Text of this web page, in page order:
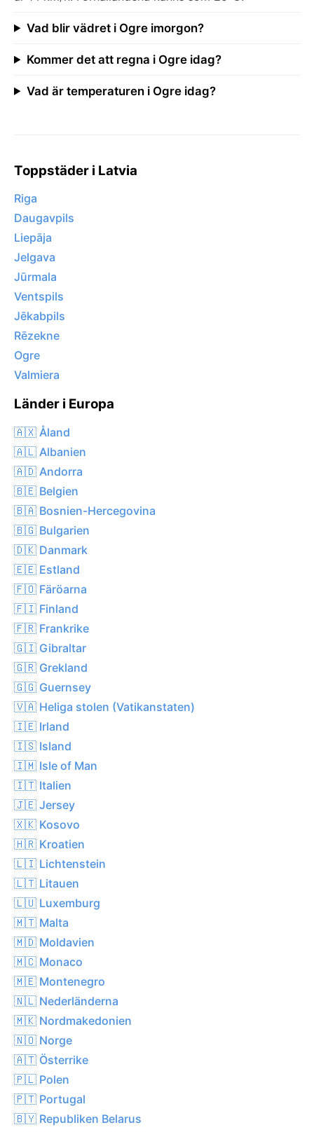
Vad blir vädret i Ogre imorgon?
Kommer det att regna i Ogre idag?
Vad är temperaturen i Ogre idag?
Toppstäder i Latvia
Riga
Daugavpils
Liepāja
Jelgava
Jūrmala
Ventspils
Jēkabpils
Rēzekne
Ogre
Valmiera
Länder i Europa
🇦🇽 Åland
🇦🇱 Albanien
🇦🇩 Andorra
🇧🇪 Belgien
🇧🇦 Bosnien-Hercegovina
🇧🇬 Bulgarien
🇩🇰 Danmark
🇪🇪 Estland
🇫🇴 Färöarna
🇫🇮 Finland
🇫🇷 Frankrike
🇬🇮 Gibraltar
🇬🇷 Grekland
🇬🇬 Guernsey
🇻🇦 Heliga stolen (Vatikanstaten)
🇮🇪 Irland
🇮🇸 Island
🇮🇲 Isle of Man
🇮🇹 Italien
🇯🇪 Jersey
🇽🇰 Kosovo
🇭🇷 Kroatien
🇱🇮 Lichtenstein
🇱🇹 Litauen
🇱🇺 Luxemburg
🇲🇹 Malta
🇲🇩 Moldavien
🇲🇨 Monaco
🇲🇪 Montenegro
🇳🇱 Nederländerna
🇲🇰 Nordmakedonien
🇳🇴 Norge
🇦🇹 Österrike
🇵🇱 Polen
🇵🇹 Portugal
🇧🇾 Republiken Belarus